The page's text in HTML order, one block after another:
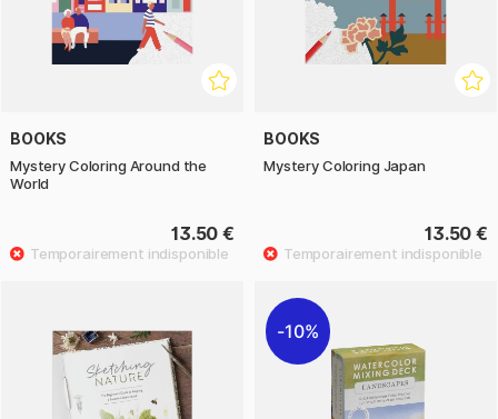
BOOKS
Mystery Coloring Around the
World
13.50 €
BOOKS
Mystery Coloring Japan
13.50 €
10%